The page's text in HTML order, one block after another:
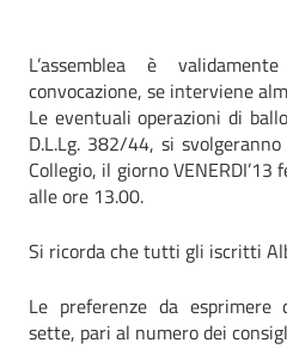
L’assemblea è
convocazione, se interviene
Le eventuali operazioni di
D.L.Lg. 382/44, si
Collegio, il giorno
alle ore 13.00.
Si ricorda che tutti gli iscritti
Le preferenze da esprimere
sette, pari al numero dei